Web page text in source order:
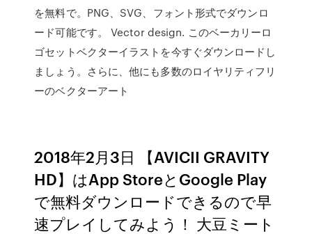
を無料で。PNG、SVG、フォント形式でダウンロ
ード可能です。 Vector design. このベーカリーロ
ゴセットベクターイラストを今すぐダウンロードし
ましょう。さらに、他にも多数のロイヤリティフリ
ーのベクターアート
2018年2月3日 【AVICII GRAVITY
HD】はApp StoreとGoogle Play
で無料ダウンロードできるので早
速プレイしてみよう！ 大豆ミート